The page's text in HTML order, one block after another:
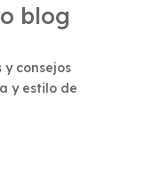
blog
consejos
y estilo de